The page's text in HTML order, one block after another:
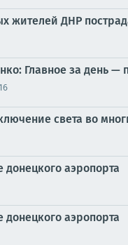
жителей ДНР
Главное за день —
света во
донецкого аэропорта
донецкого аэропорта